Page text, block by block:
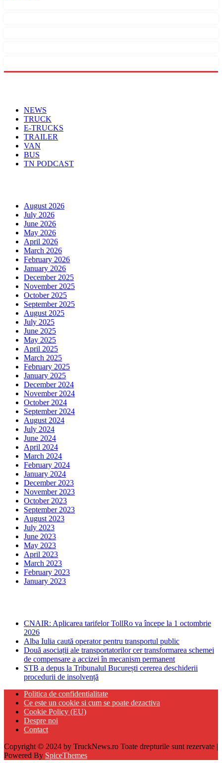
NEWS
TRUCK
E-TRUCKS
TRAILER
VAN
BUS
TN PODCAST
August 2026
July 2026
June 2026
May 2026
April 2026
March 2026
February 2026
January 2026
December 2025
November 2025
October 2025
September 2025
August 2025
July 2025
June 2025
May 2025
April 2025
March 2025
February 2025
January 2025
December 2024
November 2024
October 2024
September 2024
August 2024
July 2024
June 2024
April 2024
March 2024
February 2024
January 2024
December 2023
November 2023
October 2023
September 2023
August 2023
July 2023
June 2023
May 2023
April 2023
March 2023
February 2023
January 2023
CNAIR: Aplicarea tarifelor TollRo va începe la 1 octombrie
2026
Alba Iulia caută operator pentru transportul public
Două asociații ale transportatorilor cer transformarea schemei
de compensare a accizei în mecanism permanent
STB a depus la Tribunalul București cererea deschiderii
procedurii de insolvență
Politica de confidentialitate
Ce este un cookie si cum se poate dezactiva
Cookie Policy (EU)
Despre noi
Contact
Copyright © 2024 by TruckNews.ro Toate drepturile sunt rezervate |
Powered By SpiceThemes